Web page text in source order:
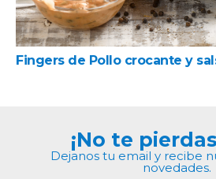
Fingers de Pollo crocante y
¡No te
Dejanos tu email y recibe
novedades.